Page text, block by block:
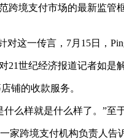
境支付市场的最新监
一传言，7月15日，
世纪经济报道记者如是
铺的收款服务。
样就是什么样了。”至
跨境支付机构负责人告